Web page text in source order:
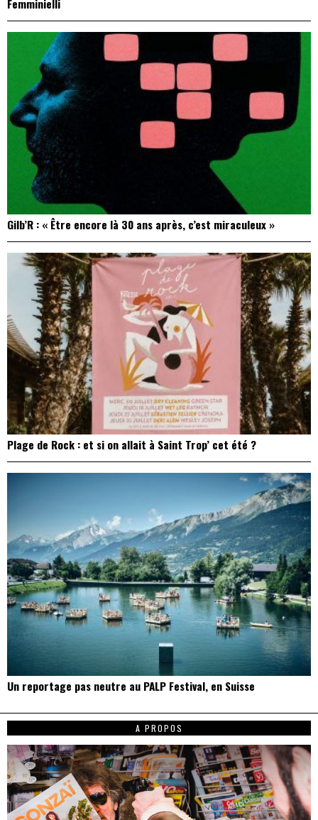
Femminielli
Gilb’R : « Être encore là 30 ans après, c’est miraculeux »
Plage de Rock : et si on allait à Saint Trop’ cet été ?
Un reportage pas neutre au PALP Festival, en Suisse
A PROPOS